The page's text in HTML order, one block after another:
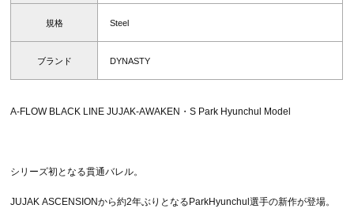
規格 Steel
ブランド DYNASTY
A-FLOW BLACK LINE JUJAK-AWAKEN・S Park Hyunchul Model
シリーズ初となる貫通バレル。
JUJAK ASCENSIONから約2年ぶりとなるParkHyunchul選手の新作が登場。